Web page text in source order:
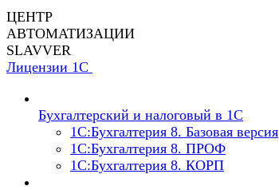
ЦЕНТР
АВТОМАТИЗАЦИИ
SLAVVER
Лицензии 1С
Бухгалтерский и налоговый в 1С
1C:Бухгалтерия 8. Базовая версия
1C:Бухгалтерия 8. ПРОФ
1C:Бухгалтерия 8. КОРП